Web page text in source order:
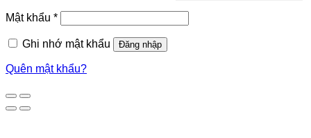
Mật khẩu *
Ghi nhớ mật khẩu Đăng nhập
Quên mật khẩu?